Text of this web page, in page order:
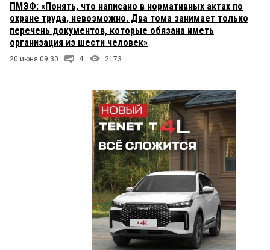
ПМЭФ: «Понять, что написано в нормативных актах по
охране труда, невозможно. Два тома занимает только
перечень документов, которые обязана иметь
организация из шести человек»
20 июня 09:30 4 2173